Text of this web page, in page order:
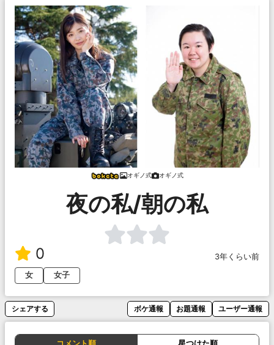
オギノ式 オギノ式
夜の私/朝の私
0
3年くらい前
女
女子
シェアする ボケ通報 お題通報 ユーザー通報